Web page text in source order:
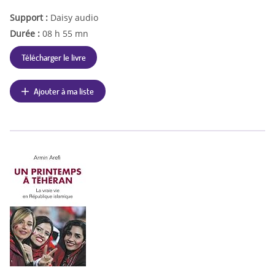
Support : Daisy audio
Durée : 08 h 55 mn
Télécharger le livre
Ajouter à ma liste